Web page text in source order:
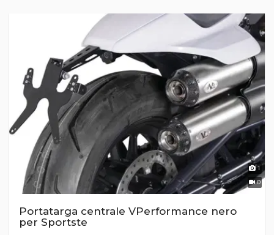
1
0
Portatarga centrale VPerformance nero
per Sportste